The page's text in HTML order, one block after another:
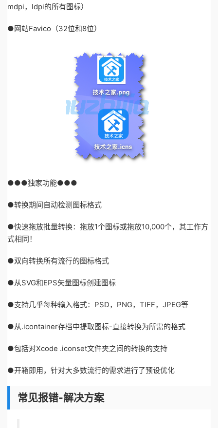
mdpi，ldpi的所有图标）
●网站Favico（32位和8位）
●●●独家功能●●●
●转换期间自动检测图标格式
●快速拖放批量转换：拖放1个图标或拖放10,000个，其工作方
式相同！
●双向转换所有流行的图标格式
●从SVG和EPS矢量图标创建图标
●支持几乎每种输入格式：PSD，PNG，TIFF，JPEG等
●从.icontainer存档中提取图标-直接转换为所需的格式
●包括对Xcode .iconset文件夹之间的转换的支持
●开箱即用，针对大多数流行的需求进行了预设优化
常见报错-解决方案